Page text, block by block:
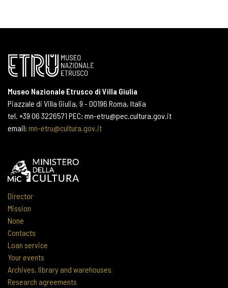
Museo Nazionale Etrusco di Villa Giulia
Piazzale di Villa Giulia, 9 - 00196 Roma, Italia
tel. +39 06 3226571 PEC: mn-etru@pec.cultura.gov.it
email: mn-etru@cultura.gov.it
Director
Mission
None
Contacts
Loan service
Your events
Archives, library and warehouses
Research agreements